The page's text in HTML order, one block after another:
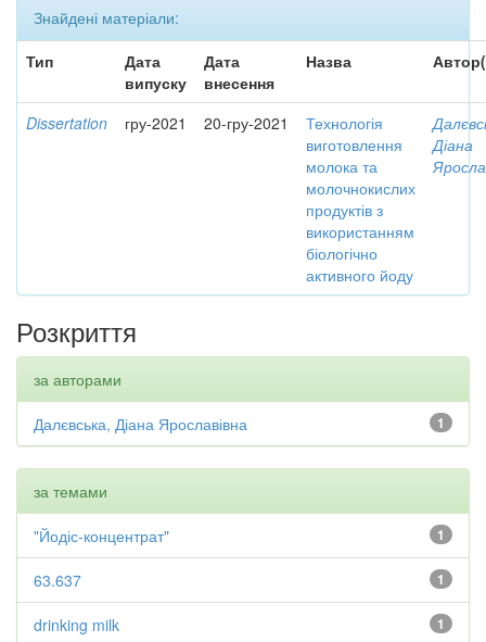
Знайдені матеріали:
Тип
Дата
випуску
Дата
внесення
Назва
Dissertation гру-2021 20-гру-2021
Технологія
виготовлення
молока та
молочнокислих
продуктів з
використанням
біологічно
активного йоду
Діана
Розкриття
за авторами
1
Далєвська, Діана Ярославівна
за темами
1
"Йодіс-концентрат"
1
63.637
1
drinking milk